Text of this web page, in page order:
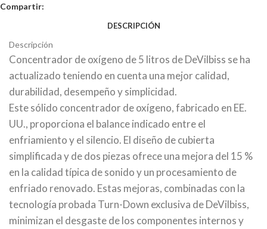
Compartir:
DESCRIPCIÓN
Descripción
Concentrador de oxígeno de 5 litros de DeVilbiss se ha
actualizado teniendo en cuenta una mejor calidad,
durabilidad, desempeño y simplicidad.
Este sólido concentrador de oxígeno, fabricado en EE.
UU., proporciona el balance indicado entre el
enfriamiento y el silencio. El diseño de cubierta
simplificada y de dos piezas ofrece una mejora del 15 %
en la calidad típica de sonido y un procesamiento de
enfriado renovado. Estas mejoras, combinadas con la
tecnología probada Turn-Down exclusiva de DeVilbiss,
minimizan el desgaste de los componentes internos y